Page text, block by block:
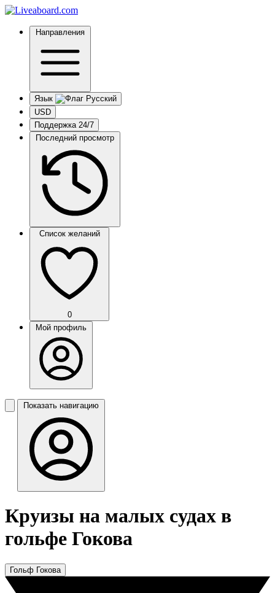
Направления
Язык
USD
Поддержка 24/7
Последний просмотр
Список желаний
0
Мой профиль
Показать навигацию
Круизы на малых судах в
гольфе Гокова
Гольф Гокова